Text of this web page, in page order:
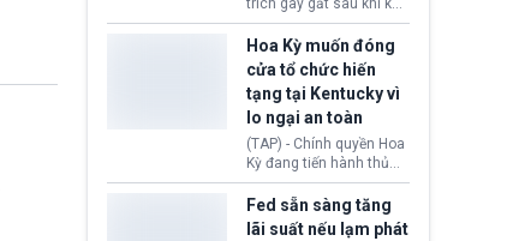
tục che giấu hành vi, tạo
thêm danh tính khác
nhằm duy trì hoạt động
trích gay gắt sau khi kế
hoạch thương mại hoá
World Cup bị phanh phui,
Chủ tịch Gianni Infantino
tiếp tục đối mặt cáo
buộc dùng sức ép tài
chính để đổi lấy sự ủng
chính trị từ Liên đoàn
Bóng đá Jordan. Trước
áp lực dồn dập, FIFA phải
tổ chức cuộc họp khẩn ở
Morocco.
Hoa Kỳ muốn đóng
cửa tổ chức hiến
tạng tại Kentucky vì
lo ngại an toàn
(TAP) - Chính quyền Hoa
Kỳ đang tiến hành thủ
tục thu hồi chứng nhận
hoạt động của tổ chức
hiến tạng Network for
Fed sẵn sàng tăng
lãi suất nếu lạm phát